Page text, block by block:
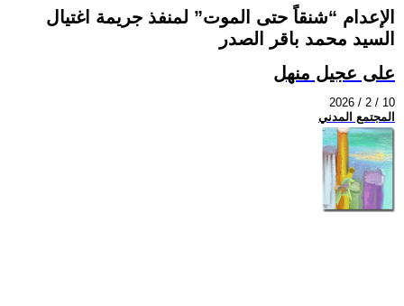
الإعدام “شنقاً حتى الموت” لمنفذ جريمة اغتيال
السيد محمد باقر الصدر
على عجيل منهل
2026 / 2 / 10
المجتمع المدني